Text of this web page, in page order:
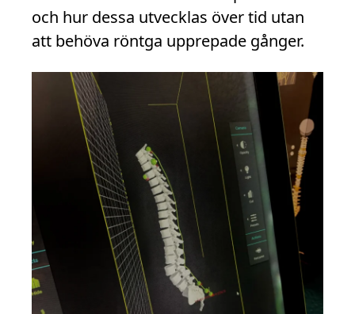
och hur dessa utvecklas över tid utan
att behöva röntga upprepade gånger.